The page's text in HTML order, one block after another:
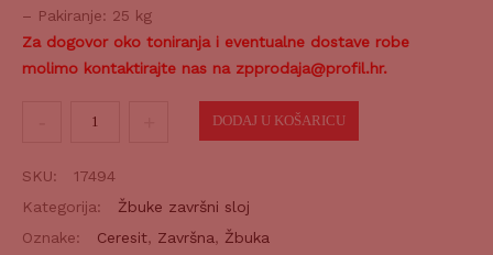
– Pakiranje: 25 kg
Za dogovor oko toniranja i eventualne dostave robe
molimo kontaktirajte nas na zpprodaja@profil.hr.
Završna
žbuka
CT
DODAJ U KOŠARICU
SKU:
17494
Kategorija:
Žbuke završni sloj
Oznake:
Ceresit, Završna, Žbuka